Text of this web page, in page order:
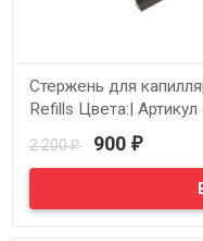
Стержень для
Refills Цвета:|
В наличии
2 200₽ 900 ₽